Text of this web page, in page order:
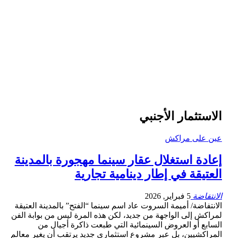
الاستثمار الأجنبي
عين على مراكش
إعادة استغلال عقار سينما مهجورة بالمدينة
العتيقة في إطار دينامية تجارية
الانتفاضة 5 فبراير, 2026
الانتفاضة/ أميمة السروت عاد اسم سينما “الفتح” بالمدينة العتيقة
لمراكش إلى الواجهة من جديد، لكن هذه المرة ليس من بوابة الفن
السابع أو العروض السينمائية التي طبعت ذاكرة أجيال من
المراكشيين، بل عبر مشروع استثماري جديد يرتقب أن يغير معالم